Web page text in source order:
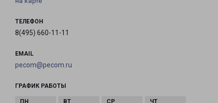
ТЕЛЕФОН
8(495) 660-11-11
EMAIL
pecom@pecom.ru
ГРАФИК РАБОТЫ